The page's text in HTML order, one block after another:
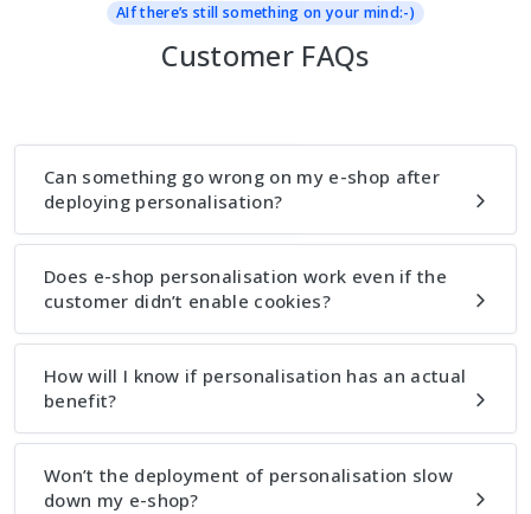
AIf there’s still something on your mind:-)
Customer FAQs
Can something go wrong on my e-shop after
deploying personalisation?
Does e-shop personalisation work even if the
customer didn’t enable cookies?
How will I know if personalisation has an actual
benefit?
Won’t the deployment of personalisation slow
down my e-shop?